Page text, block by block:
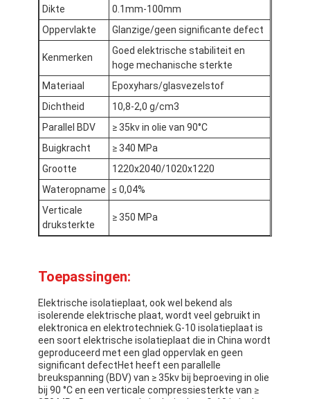
Huis
Producten
Fabrieksreis
Kwaliteitscontrole
Contacteer ons
Zelfklevende Isolatieband
Hittebestendige Isolatieband
De Plakband van de glasdoek
De Plakband van de Polyimidefilm
Aluminiumfolie Plakband
Dikte
0.1mm-100mm
Oppervlakte
Glanzige/geen significante defect
Kenmerken
Goed elektrische stabiliteit en
hoge mechanische sterkte
Materiaal
Epoxyhars/glasvezelstof
Dichtheid
10,8-2,0 g/cm3
Parallel BDV
≥ 35kv in olie van 90°C
Buigkracht
≥ 340 MPa
Grootte
1220x2040/1020x1220
Wateropname
≤ 0,04%
Verticale
druksterkte
≥ 350 MPa
Toepassingen:
Elektrische isolatieplaat, ook wel bekend als
isolerende elektrische plaat, wordt veel gebruikt in
elektronica en elektrotechniek.G-10 isolatieplaat is
een soort elektrische isolatieplaat die in China wordt
geproduceerd met een glad oppervlak en geen
significant defectHet heeft een parallelle
breukspanning (BDV) van ≥ 35kv bij beproeving in olie
bij 90 °C en een verticale compressiesterkte van ≥